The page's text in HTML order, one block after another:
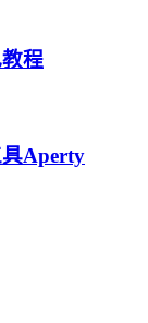
程
Aperty